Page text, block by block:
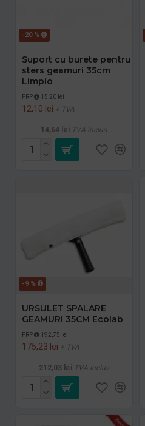
-20 %
Suport cu burete pentru
sters geamuri 35cm
Limpio
PRP 15,20 lei
12,10 lei + TVA
14,64 lei TVA inclus
-9 %
URSULET SPALARE
GEAMURI 35CM Ecolab
PRP 192,75 lei
175,23 lei + TVA
212,03 lei TVA inclus